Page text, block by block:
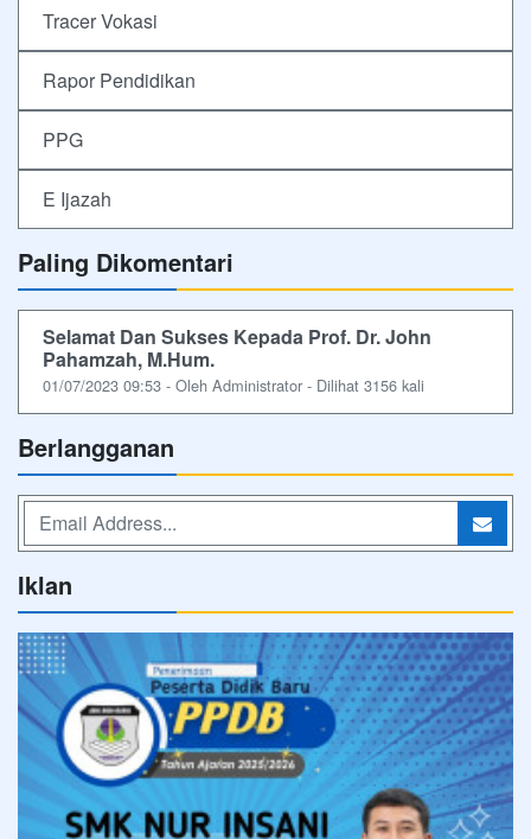
Tracer Vokasi
Rapor Pendidikan
PPG
E Ijazah
Paling Dikomentari
Selamat Dan Sukses Kepada Prof. Dr. John
Pahamzah, M.Hum.
01/07/2023 09:53 - Oleh Administrator - Dilihat 3156 kali
Berlangganan
Iklan